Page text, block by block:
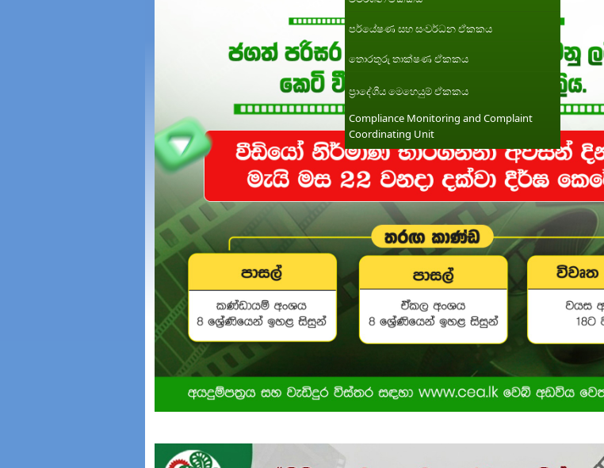
පර්යේෂණ සහ සංවර්ධන ඒකකය
තොරතුරු තාක්ෂණ ඒකකය
ප්‍රාදේශීය මෙහෙයුම් ඒකකය
Compliance Monitoring and Complaint
Coordinating Unit